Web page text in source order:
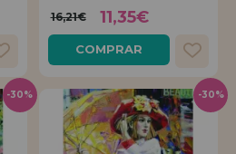
16,21€
11,35€
COMPRAR
-30% -30%